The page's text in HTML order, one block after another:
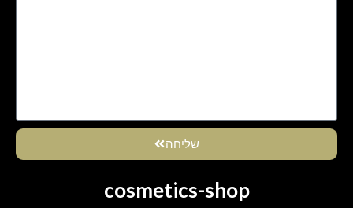
שליחה
cosmetics-shop